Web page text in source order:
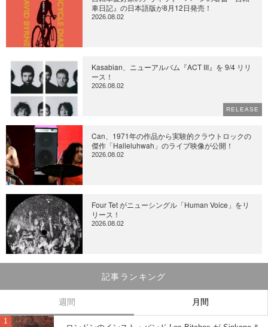
車日記』の日本語版が8月12日発売！
2026.08.02
Kasabian、ニューアルバム『ACT III』を 9/4 リリ
ース！
2026.08.02
RELEASE
Can、1971年の作品から実験的クラウトロックの
傑作「Halleluhwah」のライブ映像が公開！
2026.08.02
Four Tet がニューシングル「Human Voice」をリ
リース！
2026.08.02
記事ランキング
週間 月間